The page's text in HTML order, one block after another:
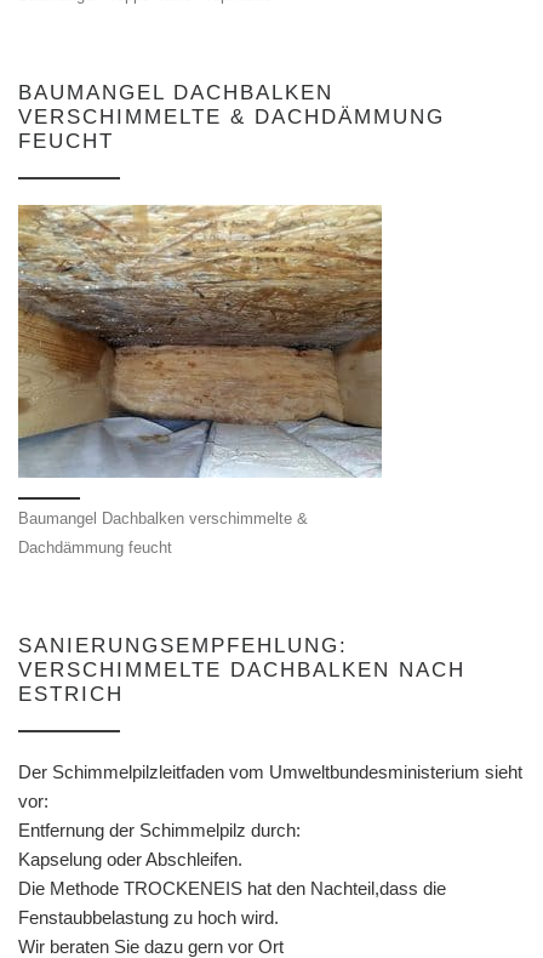
BAUMANGEL DACHBALKEN
VERSCHIMMELTE & DACHDÄMMUNG
FEUCHT
Baumangel Dachbalken verschimmelte &
Dachdämmung feucht
SANIERUNGSEMPFEHLUNG:
VERSCHIMMELTE DACHBALKEN NACH
ESTRICH
Der Schimmelpilzleitfaden vom Umweltbundesministerium sieht
vor:
Entfernung der Schimmelpilz durch:
Kapselung oder Abschleifen.
Die Methode TROCKENEIS hat den Nachteil,dass die
Fenstaubbelastung zu hoch wird.
Wir beraten Sie dazu gern vor Ort